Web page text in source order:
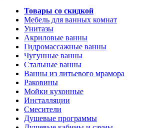
Товары со скидкой
Мебель для ванных комнат
Унитазы
Акриловые ванны
Гидромассажные ванны
Чугунные ванны
Стальные ванны
Ванны из литьевого мрамора
Раковины
Мойки кухонные
Инсталляции
Смесители
Душевые программы